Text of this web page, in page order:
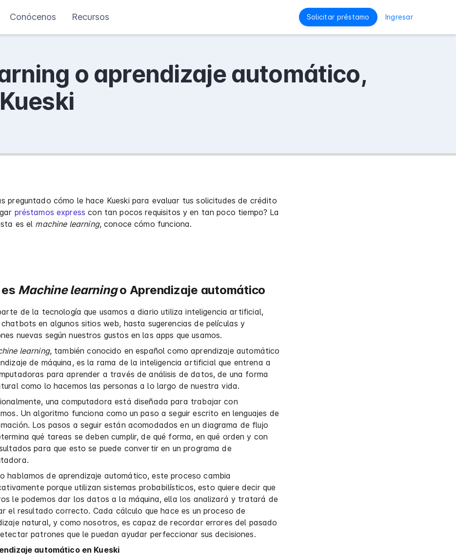
Conócenos Recursos Solicitar préstamo Ingresar
o aprendizaje automático,
preguntado cómo le hace Kueski para evaluar tus solicitudes de crédito
préstamos express con tan pocos requisitos y en tan poco tiempo? La
es el machine learning, conoce cómo funciona.
Machine learningo Aprendizaje automático
de la tecnología que usamos a diario utiliza inteligencia artificial,
en algunos sitios web, hasta sugerencias de películas y
nuevas según nuestros gustos en las apps que usamos.
learning, también conocido en español como aprendizaje automático
de máquina, es la rama de la inteligencia artificial que entrena a
para aprender a través de análisis de datos, de una forma
como lo hacemos las personas a lo largo de nuestra vida.
una computadora está diseñada para trabajar con
Un algoritmo funciona como un paso a seguir escrito en lenguajes de
Los pasos a seguir están acomodados en un diagrama de flujo
qué tareas se deben cumplir, de qué forma, en qué orden y con
para que esto se puede convertir en un programa de
hablamos de aprendizaje automático, este proceso cambia
porque utilizan sistemas probabilísticos, esto quiere decir que
le podemos dar los datos a la máquina, ella los analizará y tratará de
el resultado correcto. Cada cálculo que hace es un proceso de
natural, y como nosotros, es capaz de recordar errores del pasado
patrones que le puedan ayudar perfeccionar sus decisiones.
automático en Kueski